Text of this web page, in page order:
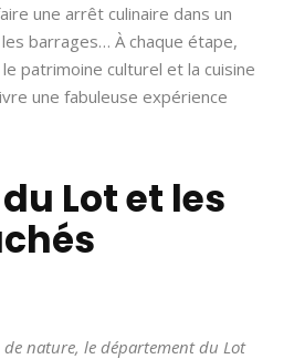
une arrêt culinaire dans un
barrages… À chaque étape,
patrimoine culturel et la cuisine
une fabuleuse expérience
Lot et les
nature, le département du Lot